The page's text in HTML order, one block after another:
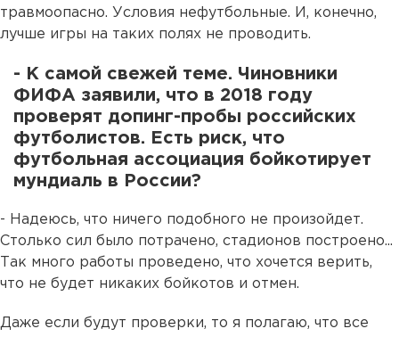
травмоопасно. Условия нефутбольные. И, конечно,
лучше игры на таких полях не проводить.
- К самой свежей теме. Чиновники
ФИФА заявили, что в 2018 году
проверят допинг-пробы российских
футболистов. Есть риск, что
футбольная ассоциация бойкотирует
мундиаль в России?
- Надеюсь, что ничего подобного не произойдет.
Столько сил было потрачено, стадионов построено...
Так много работы проведено, что хочется верить,
что не будет никаких бойкотов и отмен.
Даже если будут проверки, то я полагаю, что все